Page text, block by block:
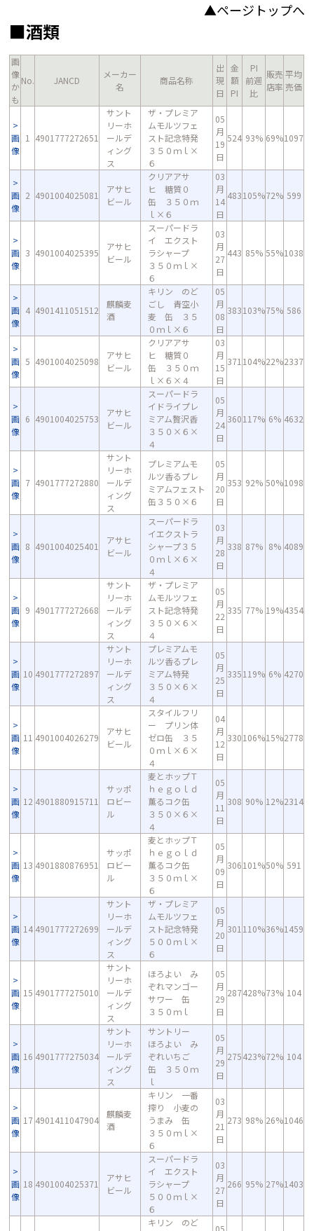
▲ページトップへ
■酒類
画
像
か
も
No. JANCD
メーカー
名
商品名称
出
現
日
金
額
PI
PI
前週
比
販売
店率
平均
売価
画
像
1 4901777272651
サント
リーホ
ールデ
ィング
ス
ザ・プレミア
ムモルツフェ
スト記念特発
３５０ｍｌ×
６
05
月
19
日
524 93% 69%1097
画
像
2 4901004025081
アサヒ
ビール
クリアアサ
ヒ 糖質０
缶 ３５０ｍ
ｌ×６
03
月
14
日
483105%72% 599
画
像
3 4901004025395
アサヒ
ビール
スーパードラ
イ エクスト
ラシャープ
３５０ｍｌ×
６
03
月
27
日
443 85% 55%1038
画
像
4 4901411051512
麒麟麦
酒
キリン のど
ごし 青空小
麦 缶 ３５
０ｍｌ×６
05
月
08
日
383103%75% 586
画
像
5 4901004025098
アサヒ
ビール
クリアアサ
ヒ 糖質０
缶 ３５０ｍ
ｌ×６×４
03
月
15
日
371 104%22%2337
画
像
6 4901004025753
アサヒ
ビール
スーパードラ
イドライプレ
ミアム贅沢香
３５０×６×
４
05
月
24
日
360117% 6% 4632
画
像
7 4901777272880
サント
リーホ
ールデ
ィング
ス
プレミアムモ
ルツ香るプレ
ミアムフェスト
缶３５０×６
05
月
20
日
353 92% 50%1098
画
像
8 4901004025401
アサヒ
ビール
スーパードラ
イエクストラ
シャープ３５
０ｍｌ×６×
４
03
月
28
日
338 87% 8% 4089
画
像
9 4901777272668
サント
リーホ
ールデ
ィング
ス
ザ・プレミア
ムモルツフェ
スト記念特発
３５０×６×
４
05
月
22
日
335 77% 19%4354
画
像
10 4901777272897
サント
リーホ
ールデ
ィング
ス
プレミアムモ
ルツ香るプレ
ミアム特発
３５０×６×
４
05
月
25
日
335119% 6% 4270
画
像
11 4901004026279
アサヒ
ビール
スタイルフリ
ー プリン体
ゼロ缶 ３５
０ｍｌ×６×
４
04
月
12
日
330106%15%2778
画
像
12 4901880915711
サッポ
ロビー
ル
麦とホップＴ
ｈｅｇｏｌｄ
薫るコク缶
３５０×６×
４
05
月
11
日
308 90% 12%2314
画
像
13 4901880876951
サッポ
ロビー
ル
麦とホップＴ
ｈｅｇｏｌｄ
薫るコク缶
３５０ｍｌ×
６
05
月
09
日
306101%50% 591
画
像
14 4901777272699
サント
リーホ
ールデ
ィング
ス
ザ・プレミア
ムモルツフェ
スト記念特発
５００ｍｌ×
６
05
月
20
日
301 110%36%1459
画
像
15 4901777275010
サント
リーホ
ールデ
ィング
ス
ほろよい み
ぞれマンゴー
サワー 缶
３５０ｍｌ
05
月
29
日
287428%73% 104
画
像
16 4901777275034
サント
リーホ
ールデ
ィング
ス
サントリー
ほろよい み
ぞれいちご
缶 ３５０ｍ
ｌ
05
月
29
日
275423%72% 104
画
像
17 4901411047904
麒麟麦
酒
キリン 一番
搾り 小麦の
うまみ 缶
３５０ｍｌ×
６
03
月
21
日
273 98% 26%1046
画
像
18 4901004025371
アサヒ
ビール
スーパードラ
イ エクスト
ラシャープ
５００ｍｌ×
６
03
月
27
日
266 95% 27%1403
キリン のど
05